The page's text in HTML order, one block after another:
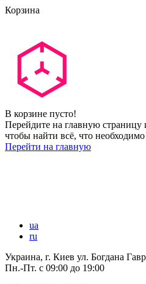
Корзина
В корзине пусто!
Перейдите на главную страницу
чтобы найти всё, что необходимо
Перейти на главную
ua
ru
Украина, г. Киев ул. Богдана
Пн.-Пт. с 09:00 до 19:00